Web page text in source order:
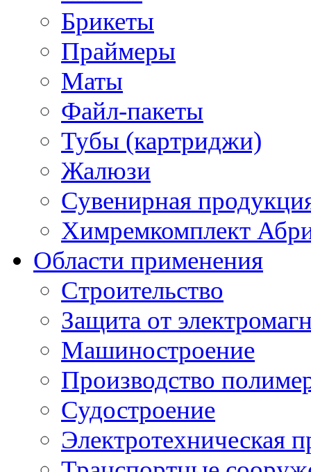
Брикеты
Праймеры
Маты
Файл-пакеты
Тубы (картриджи)
Жалюзи
Сувенирная
Химремкомплект
Области применения
Строительство
Защита от
Машиностроение
Производство
Судостроение
Электротехническая